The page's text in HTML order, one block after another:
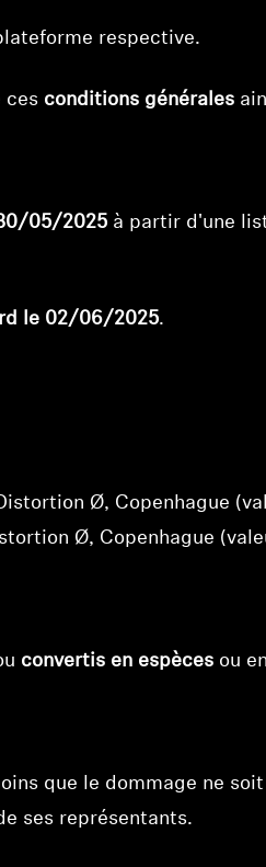
respective.
ces conditions générales
05/2025 à partir d'une
le 02/06/2025.
Ø, Copenhague
Ø, Copenhague
convertis en espèces ou
que le dommage ne soit
ses représentants.
compte pour ajouter des
et afficher vos articles